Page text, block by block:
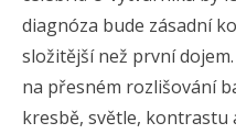
diagnóza bude zásadní
složitější než první
na přesném rozlišování
kresbě, světle, kontrastu